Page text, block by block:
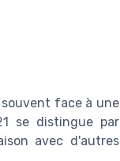
face à une
se distingue par
avec d'autres